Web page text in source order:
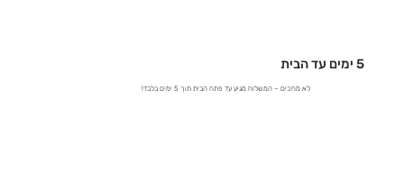
5 ימים עד הבית
לא מחכים – המשלוח מגיע עד פתח הבית תוך 5 ימים בלבד!